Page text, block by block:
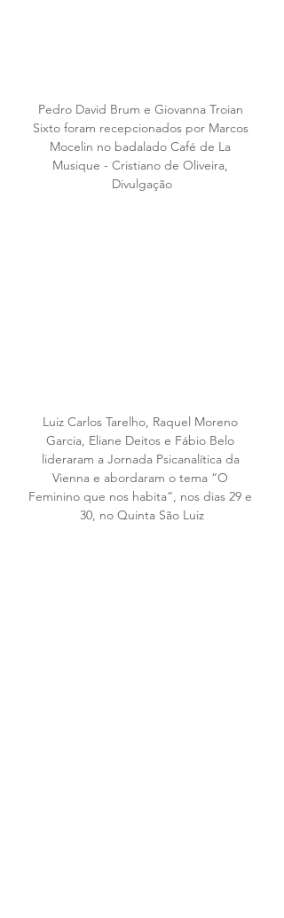
Pedro David Brum e Giovanna Troian
Sixto foram recepcionados por Marcos
Mocelin no badalado Café de La
Musique - Cristiano de Oliveira,
Divulgação
Luiz Carlos Tarelho, Raquel Moreno
Garcia, Eliane Deitos e Fábio Belo
lideraram a Jornada Psicanalítica da
Vienna e abordaram o tema “O
Feminino que nos habita”, nos dias 29 e
30, no Quinta São Luiz